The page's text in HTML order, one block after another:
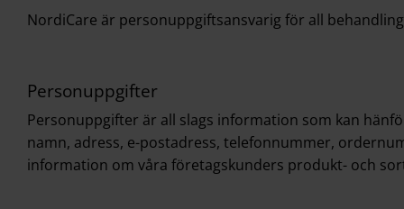
NordiCare är personuppgiftsansvarig för all
Personuppgifter
Personuppgifter är all slags information som kan
namn, adress, e-postadress, telefonnummer,
information om våra företagskunders produkt- och